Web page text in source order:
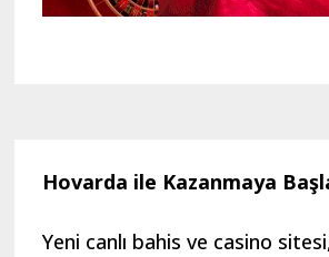
Hovarda ile Kazanmaya
Yeni canlı bahis ve casino